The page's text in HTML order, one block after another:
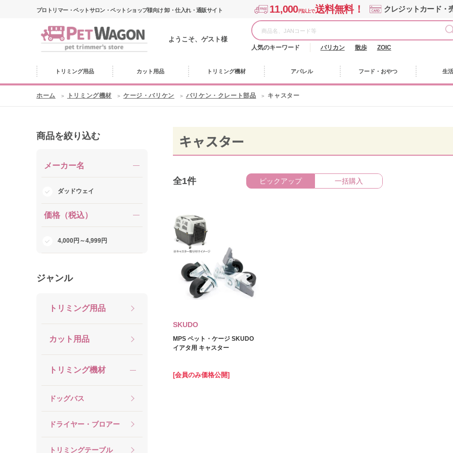
プロトリマー・ペットサロン・ペットショップ様向け 卸・仕入れ・通販サイト 11,000円以上で送料無料！ クレジットカード・
ようこそ、ゲスト様
人気のキーワード バリカン 散歩 ZOIC
トリミング用品 カット用品 トリミング機材 アパレル フード・おやつ 生
ホーム トリミング機材 ケージ・バリケン バリケン・クレート部品 キャスター
商品を絞り込む
メーカー名
ダッドウェイ
価格（税込）
4,000円～4,999円
ジャンル
トリミング用品
カット用品
トリミング機材
ドッグバス
ドライヤー・ブロアー
トリミングテーブル
キャスター
全1件 ピックアップ 一括購入
SKUDO
MPS ペット・ケージ SKUDO
イアタ用 キャスター
[会員のみ価格公開]